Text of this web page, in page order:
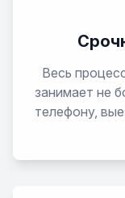
Весь
занимает не
телефону,